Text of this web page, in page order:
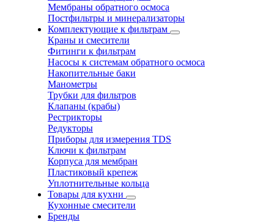
Мембраны обратного осмоса
Постфильтры и минерализаторы
Комплектующие к фильтрам
Краны и смесители
Фитинги к фильтрам
Насосы к системам обратного осмоса
Накопительные баки
Манометры
Трубки для фильтров
Клапаны (крабы)
Рестрикторы
Редукторы
Приборы для измерения TDS
Ключи к фильтрам
Корпуса для мембран
Пластиковый крепеж
Уплотнительные кольца
Товары для кухни
Кухонные смесители
Бренды